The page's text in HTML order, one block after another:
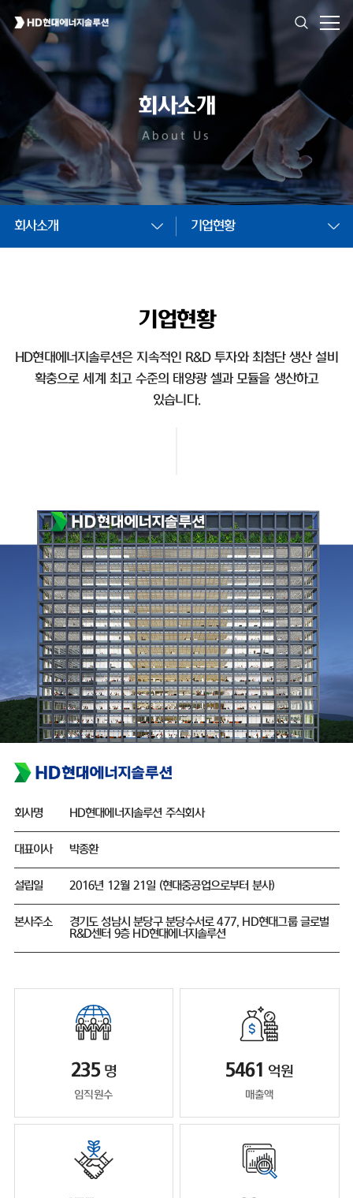
회사소개
About Us
회사소개 기업현황
기업현황
HD현대에너지솔루션은 지속적인 R&D 투자와 최첨단 생산 설비
확충으로 세계 최고 수준의 태양광 셀과 모듈을 생산하고
있습니다.
회사명 HD현대에너지솔루션 주식회사
대표이사 박종환
설립일 2016년 12월 21일 (현대중공업으로부터 분사)
본사주소
경기도 성남시 분당구 분당수서로 477, HD현대그룹 글로벌
R&D센터 9층 HD현대에너지솔루션
235 명
임직원수
5461 억원
매출액